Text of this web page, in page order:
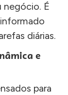
negócio. É
diárias.
e
para